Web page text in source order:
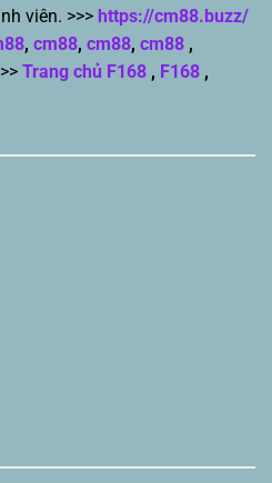
viên. >>> https://cm88.buzz/
, cm88, cm88, cm88 ,
Trang chủ F168 , F168 ,